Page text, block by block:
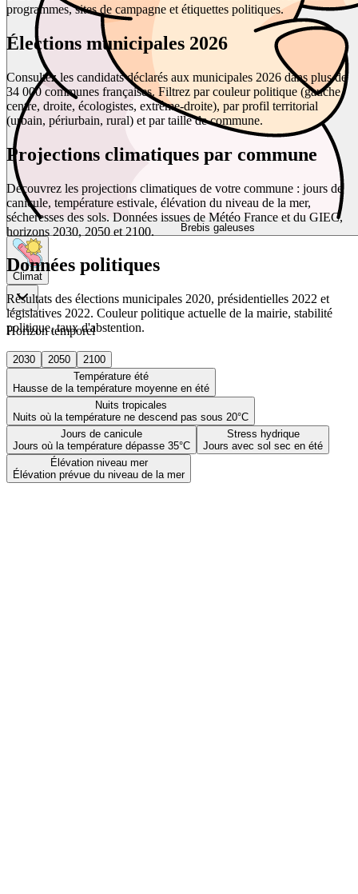
Brebis galeuses
Climat
Horizon temporel
2030 2050
2100
Température été
Hausse de la température moyenne en été
Nuits tropicales
Nuits où la température ne descend pas sous 20°C
Jours de canicule
Jours où la température dépasse 35°C
Stress hydrique
Jours avec sol sec en été
Élévation niveau mer
Élévation prévue du niveau de la mer
programmes, sites de campagne et étiquettes politiques.
Élections municipales 2026
Consultez les candidats déclarés aux municipales 2026 dans plus de
34 000 communes françaises. Filtrez par couleur politique (gauche,
centre, droite, écologistes, extrême-droite), par profil territorial
(urbain, périurbain, rural) et par taille de commune.
Projections climatiques par commune
Découvrez les projections climatiques de votre commune : jours de
canicule, température estivale, élévation du niveau de la mer,
sécheresses des sols. Données issues de Météo France et du GIEC,
horizons 2030, 2050 et 2100.
Données politiques
Résultats des élections municipales 2020, présidentielles 2022 et
législatives 2022. Couleur politique actuelle de la mairie, stabilité
politique, taux d'abstention.